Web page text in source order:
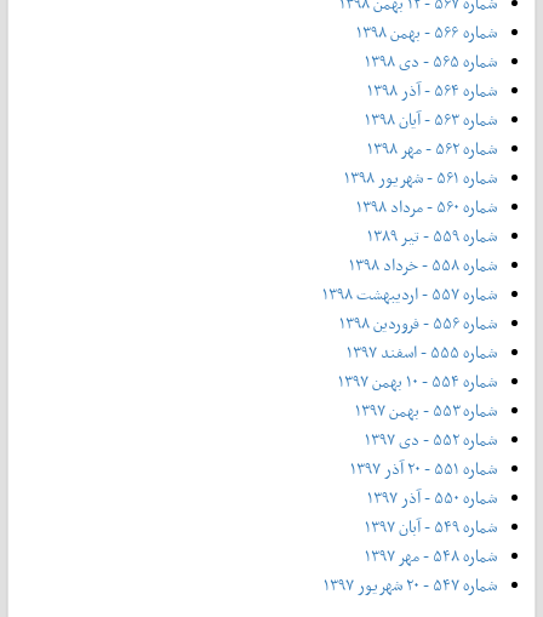
شماره ۵۶۶ - بهمن ۱۳۹۸
شماره ۵۶۵ - دی ۱۳۹۸
شماره ۵۶۴ - آذر ۱۳۹۸
شماره ۵۶۳ - آیان ۱۳۹۸
شماره ۵۶۲ - مهر ۱۳۹۸
شماره ۵۶۱ - شهریور ۱۳۹۸
شماره ۵۶۰ - مرداد ۱۳۹۸
شماره ۵۵۹ - تیر ۱۳۸۹
شماره ۵۵۸ - خرداد ۱۳۹۸
شماره ۵۵۷ - اردیبهشت ۱۳۹۸
شماره ۵۵۶ - فروردین ۱۳۹۸
شماره ۵۵۵ - اسفند ۱۳۹۷
شماره ۵۵۴ - ۱۰ بهمن ۱۳۹۷
شماره ۵۵۳ - بهمن ۱۳۹۷
شماره ۵۵۲ - دی ۱۳۹۷
شماره ۵۵۱ - ۲۰ آذر ۱۳۹۷
شماره ۵۵۰ - آذر ۱۳۹۷
شماره ۵۴۹ - آبان ۱۳۹۷
شماره ۵۴۸ - مهر ۱۳۹۷
شماره ۵۴۷ - ۲۰ شهریور ۱۳۹۷